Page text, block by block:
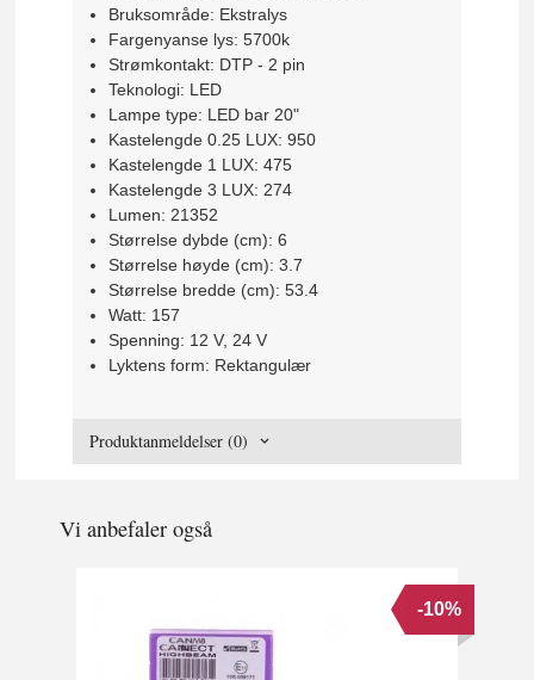
Bruksområde: Ekstralys
Fargenyanse lys: 5700k
Strømkontakt: DTP - 2 pin
Teknologi: LED
Lampe type: LED bar 20"
Kastelengde 0.25 LUX: 950
Kastelengde 1 LUX: 475
Kastelengde 3 LUX: 274
Lumen: 21352
Størrelse dybde (cm): 6
Størrelse høyde (cm): 3.7
Størrelse bredde (cm): 53.4
Watt: 157
Spenning: 12 V, 24 V
Lyktens form: Rektangulær
Produktanmeldelser (0)
Vi anbefaler også
-10%